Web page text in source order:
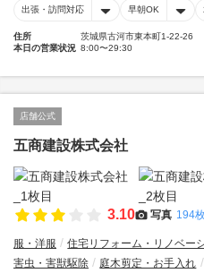
出張・訪問対応 早朝OK
住所
茨城県古河市東本町1-22-26
本日の営業状況 8:00〜29:30
店舗公式
五商建設株式会社
3.10 写真 194
服・洋服 住宅リフォーム・リノベー
害虫・害獣駆除
庭木剪定・お手入れ